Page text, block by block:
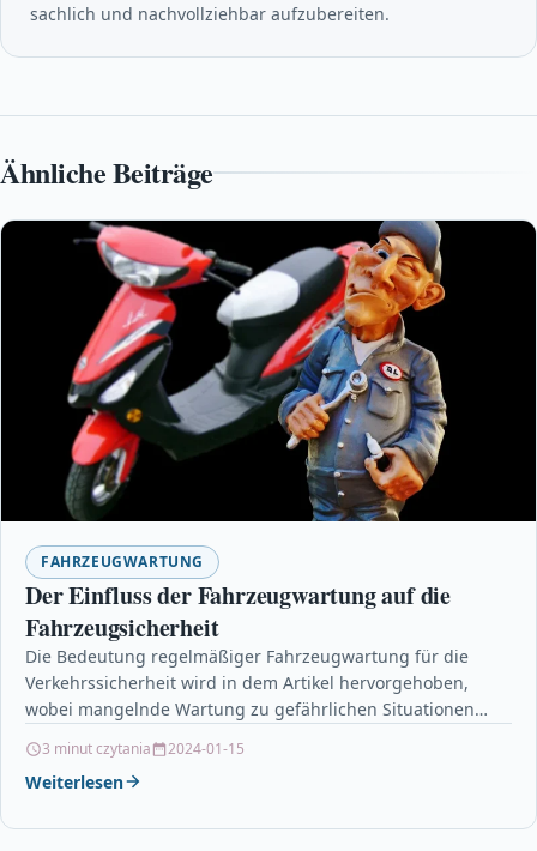
sachlich und nachvollziehbar aufzubereiten.
Ähnliche Beiträge
FAHRZEUGWARTUNG
Der Einfluss der Fahrzeugwartung auf die
Fahrzeugsicherheit
Die Bedeutung regelmäßiger Fahrzeugwartung für die
Verkehrssicherheit wird in dem Artikel hervorgehoben,
wobei mangelnde Wartung zu gefährlichen Situationen
3 minut czytania 2024-01-15
Weiterlesen